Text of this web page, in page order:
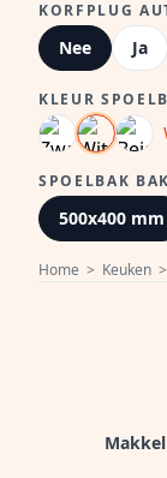
Home > Keuken >
KORFPLUG
Nee Ja
KLEUR
SPOELBAK
500x400 mm